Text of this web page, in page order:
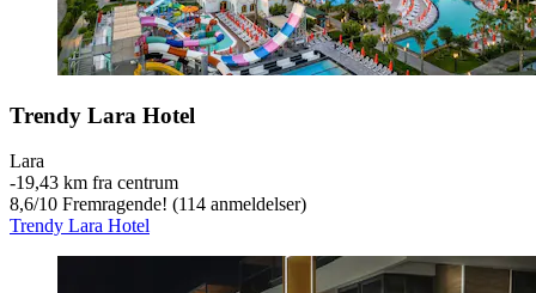
Trendy Lara Hotel
Lara
‐19,43 km fra centrum
8,6/10 Fremragende! (114 anmeldelser)
Trendy Lara Hotel